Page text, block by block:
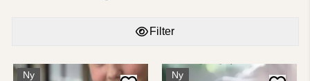
Filter
Ny Ny